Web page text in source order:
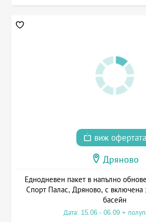
виж офертата
Дряново
Еднодневен пакет в напълно
Спорт Палас, Дряново, с включена
басейн
Дата: 15.06 - 06.09 +